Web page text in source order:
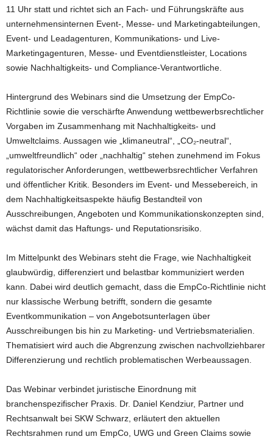
11 Uhr statt und richtet sich an Fach- und Führungskräfte aus
unternehmensinternen Event-, Messe- und Marketingabteilungen,
Event- und Leadagenturen, Kommunikations- und Live-
Marketingagenturen, Messe- und Eventdienstleister, Locations
sowie Nachhaltigkeits- und Compliance-Verantwortliche.
Hintergrund des Webinars sind die Umsetzung der EmpCo-
Richtlinie sowie die verschärfte Anwendung wettbewerbsrechtlicher
Vorgaben im Zusammenhang mit Nachhaltigkeits- und
Umweltclaims. Aussagen wie „klimaneutral“, „CO₂-neutral“,
„umweltfreundlich“ oder „nachhaltig“ stehen zunehmend im Fokus
regulatorischer Anforderungen, wettbewerbsrechtlicher Verfahren
und öffentlicher Kritik. Besonders im Event- und Messebereich, in
dem Nachhaltigkeitsaspekte häufig Bestandteil von
Ausschreibungen, Angeboten und Kommunikationskonzepten sind,
wächst damit das Haftungs- und Reputationsrisiko.
Im Mittelpunkt des Webinars steht die Frage, wie Nachhaltigkeit
glaubwürdig, differenziert und belastbar kommuniziert werden
kann. Dabei wird deutlich gemacht, dass die EmpCo-Richtlinie nicht
nur klassische Werbung betrifft, sondern die gesamte
Eventkommunikation – von Angebotsunterlagen über
Ausschreibungen bis hin zu Marketing- und Vertriebsmaterialien.
Thematisiert wird auch die Abgrenzung zwischen nachvollziehbarer
Differenzierung und rechtlich problematischen Werbeaussagen.
Das Webinar verbindet juristische Einordnung mit
branchenspezifischer Praxis. Dr. Daniel Kendziur, Partner und
Rechtsanwalt bei SKW Schwarz, erläutert den aktuellen
Rechtsrahmen rund um EmpCo, UWG und Green Claims sowie